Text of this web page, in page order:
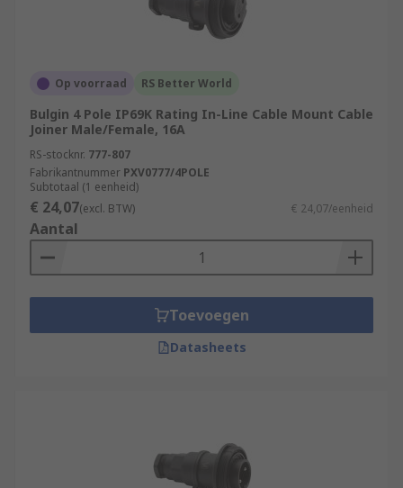
Op voorraad RS Better World
Bulgin 4 Pole IP69K Rating In-Line Cable Mount Cable
Joiner Male/Female, 16A
RS-stocknr. 777-807
Fabrikantnummer PXV0777/4POLE
Subtotaal (1 eenheid)
€ 24,07(excl. BTW) € 24,07/eenheid
Aantal
Toevoegen
Datasheets